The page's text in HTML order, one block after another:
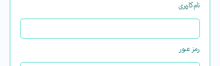
نام‌کاربری
رمز عبور